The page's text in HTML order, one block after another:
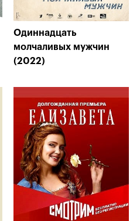
Одиннадцать
молчаливых мужчин
(2022)